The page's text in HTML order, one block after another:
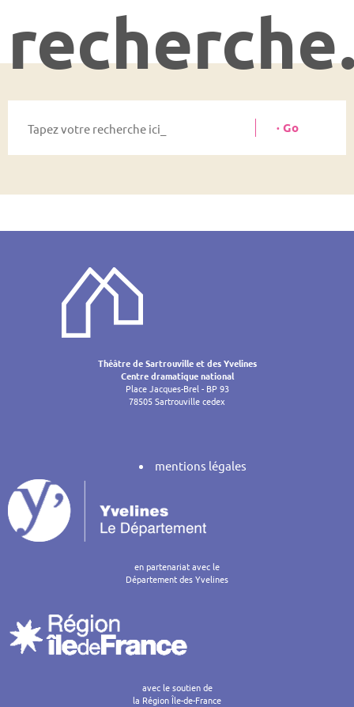
Théâtre de Sartrouville et des Yvelines
Centre dramatique national
Place Jacques-Brel - BP 93
78505 Sartrouville cedex
mentions légales
en partenariat avec le
Département des Yvelines
avec le soutien de
la Région Île-de-France